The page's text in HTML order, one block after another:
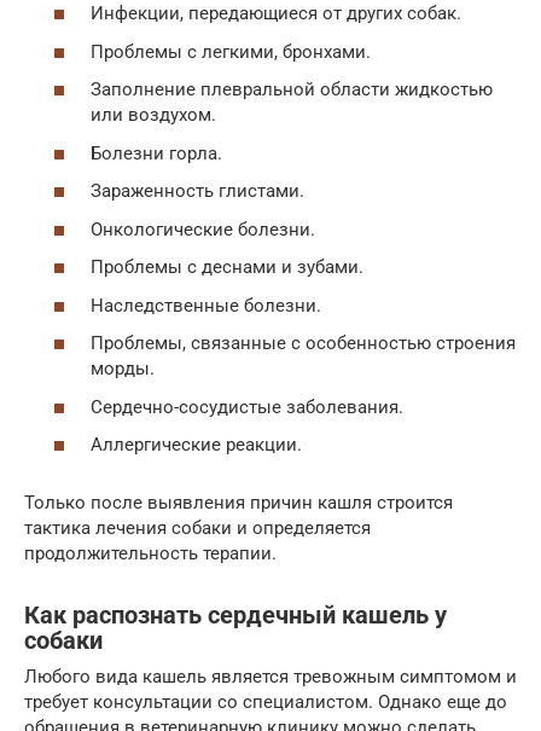
Инфекции, передающиеся от других собак.
Проблемы с легкими, бронхами.
Заполнение плевральной области жидкостью
или воздухом.
Болезни горла.
Зараженность глистами.
Онкологические болезни.
Проблемы с деснами и зубами.
Наследственные болезни.
Проблемы, связанные с особенностью строения
морды.
Сердечно-сосудистые заболевания.
Аллергические реакции.
Только после выявления причин кашля строится
тактика лечения собаки и определяется
продолжительность терапии.
Как распознать сердечный кашель у
собаки
Любого вида кашель является тревожным симптомом и
требует консультации со специалистом. Однако еще до